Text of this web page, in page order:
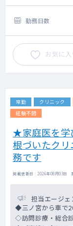
勤務日数
お気に入
常勤 クリニック
経験不問
★家庭医を学
根づいたク
務です
掲載更新日 : 2026年08月03日
担当エージェ
◆三ノ宮から車で
◇訪問診療・総合